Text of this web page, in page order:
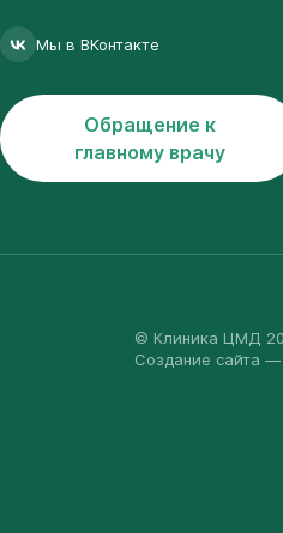
Мы в ВКонтакте
Обращение к
главному врачу
© Клиника ЦМД
Создание сайта —